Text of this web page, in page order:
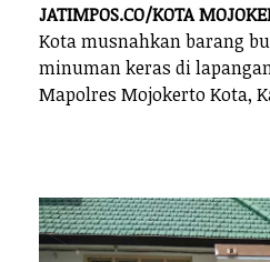
JATIMPOS.CO/KOTA
Kota musnahkan barang
minuman keras di
Mapolres Mojokerto Kota,